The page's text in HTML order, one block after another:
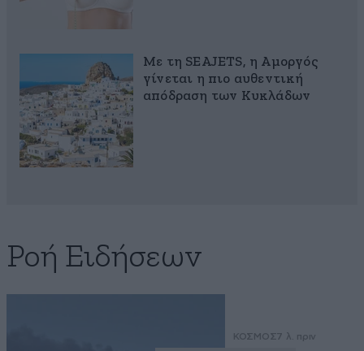
Με τη SEAJETS, η Αμοργός
γίνεται η πιο αυθεντική
απόδραση των Κυκλάδων
Ροή Ειδήσεων
ΚΟΣΜΟΣ7 λ. πριν